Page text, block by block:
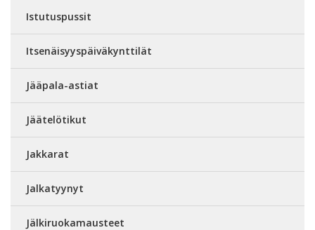
Istutuspussit
Itsenäisyyspäiväkynttilät
Jääpala-astiat
Jäätelötikut
Jakkarat
Jalkatyynyt
Jälkiruokamausteet